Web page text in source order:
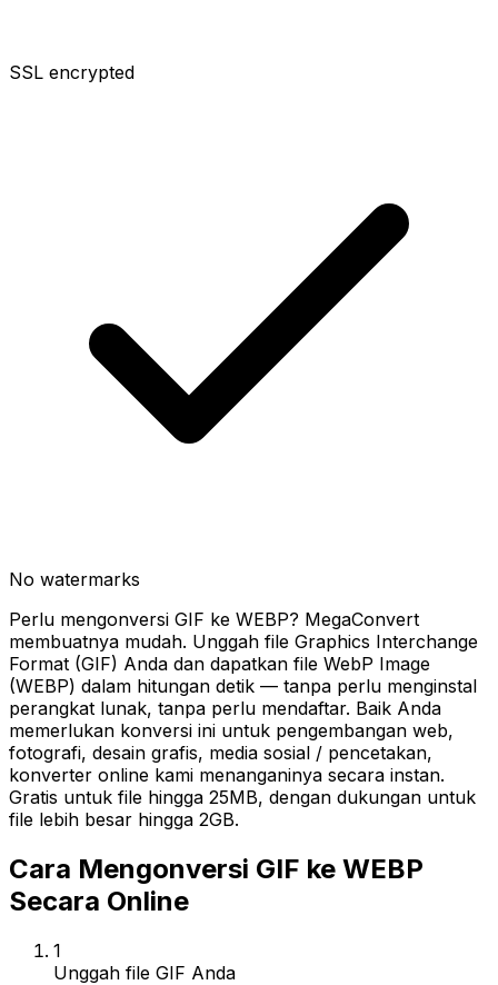
SSL encrypted
No watermarks
Perlu mengonversi GIF ke WEBP? MegaConvert
membuatnya mudah. Unggah file Graphics Interchange
Format (GIF) Anda dan dapatkan file WebP Image
(WEBP) dalam hitungan detik — tanpa perlu menginstal
perangkat lunak, tanpa perlu mendaftar. Baik Anda
memerlukan konversi ini untuk pengembangan web,
fotografi, desain grafis, media sosial / pencetakan,
konverter online kami menanganinya secara instan.
Gratis untuk file hingga 25MB, dengan dukungan untuk
file lebih besar hingga 2GB.
Cara Mengonversi GIF ke WEBP
Secara Online
1
Unggah file GIF Anda